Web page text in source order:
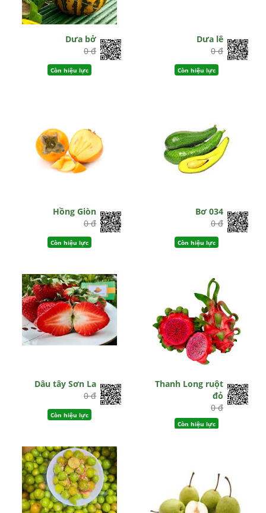
Dưa bở
0 đ
Còn hiệu lực
Dưa lê
0 đ
Còn hiệu lực
Hồng Giòn
0 đ
Còn hiệu lực
Bơ 034
0 đ
Còn hiệu lực
Dâu tây Sơn La
0 đ
Còn hiệu lực
Thanh Long ruột
đỏ
0 đ
Còn hiệu lực